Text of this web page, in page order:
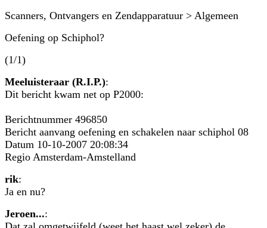
Scanners, Ontvangers en Zendapparatuur > Algemeen
Oefening op Schiphol?
(1/1)
Meeluisteraar (R.I.P.):
Dit bericht kwam net op P2000:
Berichtnummer 496850
Bericht aanvang oefening en schakelen naar schiphol 08
Datum 10-10-2007 20:08:34
Regio Amsterdam-Amstelland
rik:
Ja en nu?
Jeroen...: